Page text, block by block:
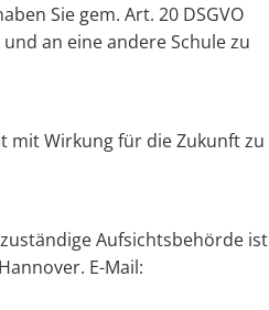
Sie gem. Art. 20 DSGVO
an eine andere Schule zu
mit Wirkung für die Zukunft zu
Aufsichtsbehörde ist
E-Mail: